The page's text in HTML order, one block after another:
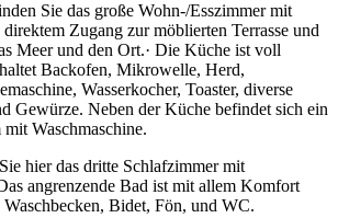
Sie das große Wohn-/Esszimmer mit
Zugang zur möblierten Terrasse und
Meer und den Ort.· Die Küche ist voll
Backofen, Mikrowelle, Herd,
Wasserkocher, Toaster, diverse
Gewürze. Neben der Küche befindet sich ein
Waschmaschine.
hier das dritte Schlafzimmer mit
angrenzende Bad ist mit allem Komfort
Waschbecken, Bidet, Fön, und WC.